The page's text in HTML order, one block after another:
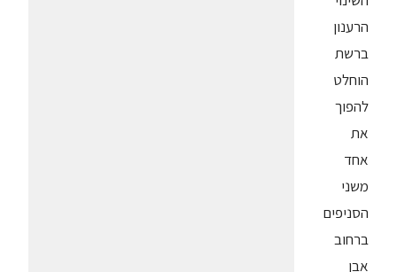
הרענון
ברשת
הוחלט
להפוך
את
אחד
משני
הסניפים
ברחוב
אבן